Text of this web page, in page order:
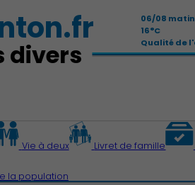
06/08 matin
16°C
Qualité de
divers
Vie à deux Livret de famille
la population